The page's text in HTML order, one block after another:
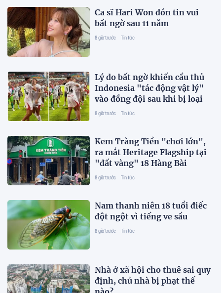
Ca sĩ Hari Won đón tin vui
bất ngờ sau 11 năm
8 giờ trước Tin tức
Lý do bất ngờ khiến cầu thủ
Indonesia "tác động vật lý"
vào đồng đội sau khi bị loại
8 giờ trước Tin tức
Kem Tràng Tiền "chơi lớn",
ra mắt Heritage Flagship tại
"đất vàng" 18 Hàng Bài
8 giờ trước Tin tức
Nam thanh niên 18 tuổi điếc
đột ngột vì tiếng ve sầu
8 giờ trước Tin tức
Nhà ở xã hội cho thuê sai quy
định, chủ nhà bị phạt thế